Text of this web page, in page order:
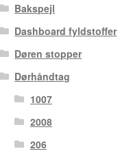
Bakspejl
Dashboard fyldstoffer
Døren stopper
Dørhåndtag
1007
2008
206